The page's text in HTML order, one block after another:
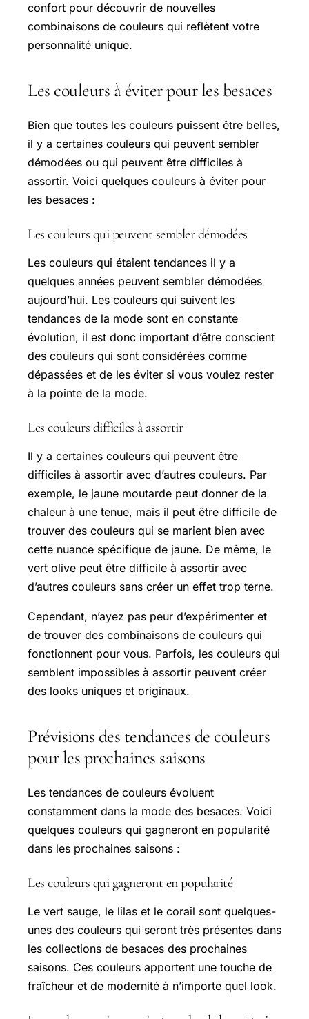
confort pour découvrir de nouvelles
combinaisons de couleurs qui reflètent votre
personnalité unique.
Les couleurs à éviter pour les besaces
Bien que toutes les couleurs puissent être belles,
il y a certaines couleurs qui peuvent sembler
démodées ou qui peuvent être difficiles à
assortir. Voici quelques couleurs à éviter pour
les besaces :
Les couleurs qui peuvent sembler démodées
Les couleurs qui étaient tendances il y a
quelques années peuvent sembler démodées
aujourd’hui. Les couleurs qui suivent les
tendances de la mode sont en constante
évolution, il est donc important d’être conscient
des couleurs qui sont considérées comme
dépassées et de les éviter si vous voulez rester
à la pointe de la mode.
Les couleurs difficiles à assortir
Il y a certaines couleurs qui peuvent être
difficiles à assortir avec d’autres couleurs. Par
exemple, le jaune moutarde peut donner de la
chaleur à une tenue, mais il peut être difficile de
trouver des couleurs qui se marient bien avec
cette nuance spécifique de jaune. De même, le
vert olive peut être difficile à assortir avec
d’autres couleurs sans créer un effet trop terne.
Cependant, n’ayez pas peur d’expérimenter et
de trouver des combinaisons de couleurs qui
fonctionnent pour vous. Parfois, les couleurs qui
semblent impossibles à assortir peuvent créer
des looks uniques et originaux.
Prévisions des tendances de couleurs
pour les prochaines saisons
Les tendances de couleurs évoluent
constamment dans la mode des besaces. Voici
quelques couleurs qui gagneront en popularité
dans les prochaines saisons :
Les couleurs qui gagneront en popularité
Le vert sauge, le lilas et le corail sont quelques-
unes des couleurs qui seront très présentes dans
les collections de besaces des prochaines
saisons. Ces couleurs apportent une touche de
fraîcheur et de modernité à n’importe quel look.